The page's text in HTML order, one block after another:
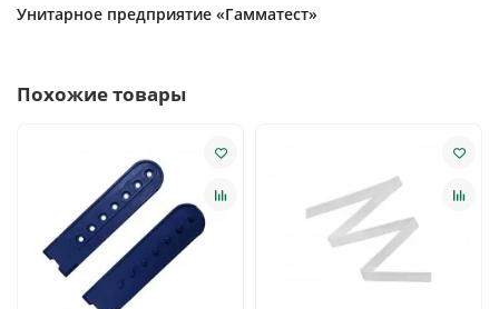
Унитарное предприятие «Гамматест»
Похожие товары